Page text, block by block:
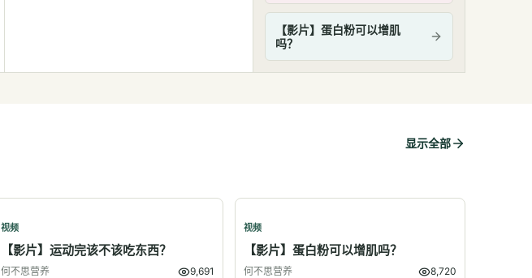
【影片】蛋白粉可以增肌
吗？
显示全部
视频
【影片】运动完该不该吃东西？
何不思营养 9,691
视频
【影片】蛋白粉可以增肌吗？
何不思营养 8,720